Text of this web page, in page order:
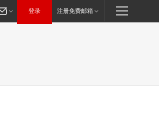
登录 注册免费邮箱